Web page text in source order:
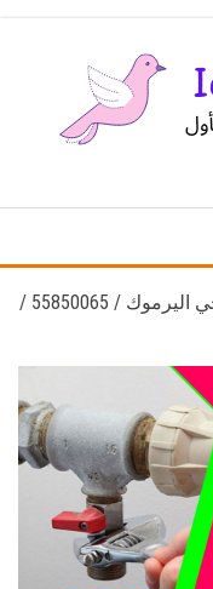
فني سباك صحي اليرموك / 55850065 /